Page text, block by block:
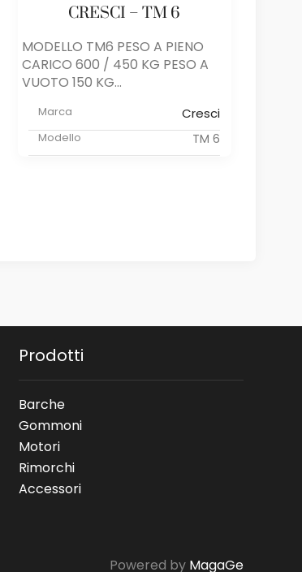
CRESCI – TM 6
MODELLO TM6 PESO A PIENO
CARICO 600 / 450 KG PESO A
VUOTO 150 KG...
Marca Cresci
Modello TM 6
Prodotti
Barche
Gommoni
Motori
Rimorchi
Accessori
Powered by MagaGe